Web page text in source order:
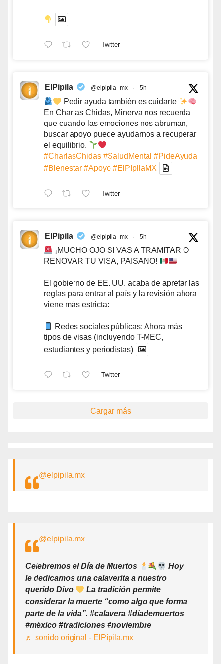
Twitter
ElPipila @elpipila_mx · 5h
Pedir ayuda también es cuidarte
En Charlas Chidas, Minerva nos recuerda
que cuando las emociones nos abruman,
buscar apoyo puede ayudarnos a recuperar
el equilibrio.
#CharlasChidas #SaludMental #PideAyuda
#Bienestar #Apoyo #ElPípilaMX
Twitter
ElPipila @elpipila_mx · 5h
¡MUCHO OJO SI VAS A TRAMITAR O
RENOVAR TU VISA, PAISANO!
El gobierno de EE. UU. acaba de apretar las
reglas para entrar al país y la revisión ahora
viene más estricta:
Redes sociales públicas: Ahora más
tipos de visas (incluyendo T-MEC,
estudiantes y periodistas)
Twitter
Cargar más
@elpipila.mx
@elpipila.mx
Celebremos el Día de Muertos
Hoy
le dedicamos una calaverita a nuestro
querido Divo
La tradición permite
considerar la muerte “como algo que forma
parte de la vida”. #calavera #díademuertos
#méxico #tradiciones #noviembre
♬ sonido original - ElPípila.mx